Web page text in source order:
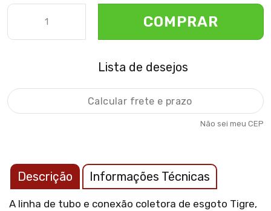
COMPRAR
Lista de desejos
Não sei meu CEP
Descrição Informações Técnicas
A linha de tubo e conexão coletora de esgoto Tigre,